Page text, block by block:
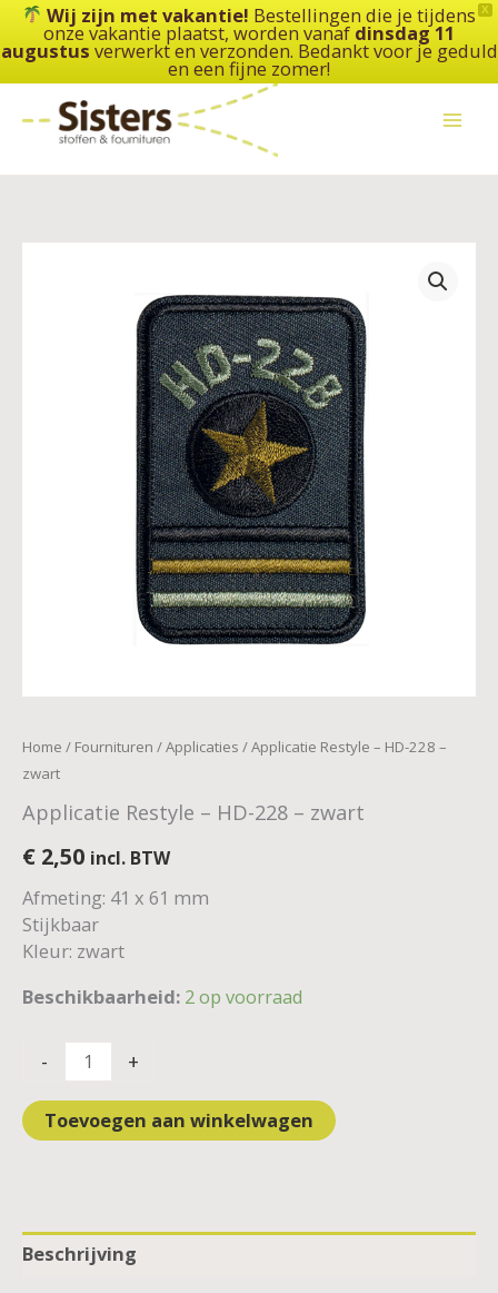
X
Wij zijn met vakantie! Bestellingen die je tijdens
onze vakantie plaatst, worden vanaf dinsdag 11
augustus verwerkt en verzonden. Bedankt voor je geduld
en een fijne zomer!
de
inhoud
Home / Fournituren /Applicaties / Applicatie Restyle – HD-228 –
zwart
Applicatie Restyle – HD-228 – zwart
€ 2,50 incl. BTW
Afmeting: 41 x 61 mm
Stijkbaar
Kleur: zwart
Beschikbaarheid: 2 op voorraad
- +
Toevoegen aan winkelwagen
Beschrijving